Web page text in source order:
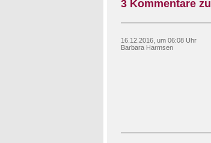
3 Kommentare zu
16.12.2016, um 06:08 Uhr
Barbara Harmsen